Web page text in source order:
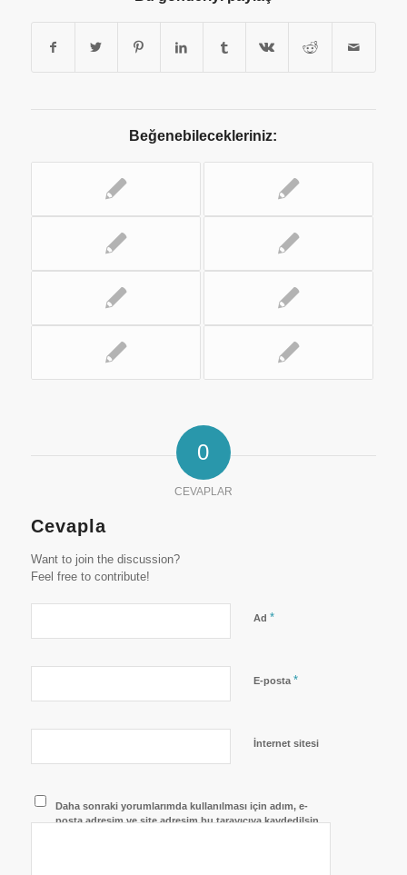
Beğenebilecekleriniz:
0
CEVAPLAR
Cevapla
Want to join the discussion?
Feel free to contribute!
Ad *
E-posta *
İnternet sitesi
Daha sonraki yorumlarımda kullanılması için adım, e-
posta adresim ve site adresim bu tarayıcıya kaydedilsin.